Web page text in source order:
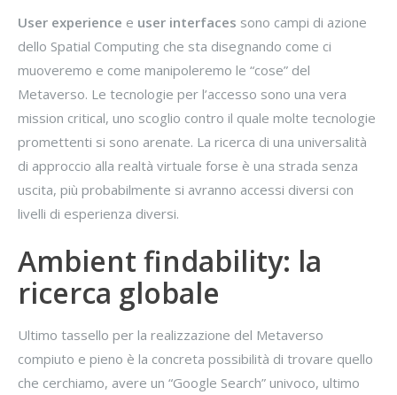
User experience e user interfaces sono campi di azione
dello Spatial Computing che sta disegnando come ci
muoveremo e come manipoleremo le “cose” del
Metaverso. Le tecnologie per l’accesso sono una vera
mission critical, uno scoglio contro il quale molte tecnologie
promettenti si sono arenate. La ricerca di una universalità
di approccio alla realtà virtuale forse è una strada senza
uscita, più probabilmente si avranno accessi diversi con
livelli di esperienza diversi.
Ambient findability: la
ricerca globale
Ultimo tassello per la realizzazione del Metaverso
compiuto e pieno è la concreta possibilità di trovare quello
che cerchiamo, avere un “Google Search” univoco, ultimo